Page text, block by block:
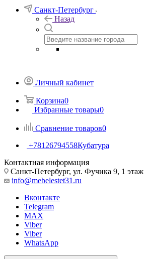
Санкт-Петербург
Назад
Личный кабинет
Корзина0
Избранные товары0
Сравнение товаров0
+78126794558Кубатура
Контактная информация
Санкт-Петербург, ул. Фучика 9, 1 этаж
info@mebelestet31.ru
Вконтакте
Telegram
MAX
Viber
Viber
WhatsApp